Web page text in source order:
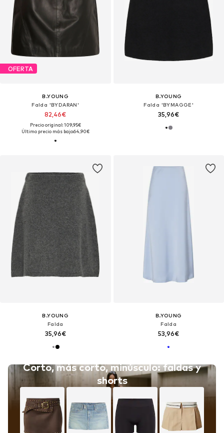
OFERTA
B.YOUNG
Falda 'BYDARAN'
82,46€
Precio original: 109,95€
Último precio más bajo:64,90€
B.YOUNG
Falda 'BYMAGGE'
35,96€
B.YOUNG
Falda
35,96€
Corto, más corto, minúsculo: faldas y
shorts
B.YOUNG
Falda
53,96€